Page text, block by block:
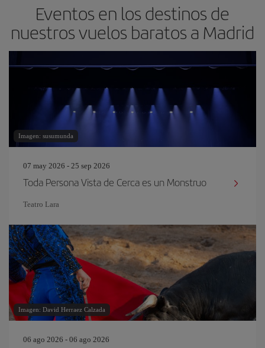
Eventos en los destinos de
nuestros vuelos baratos a Madrid
Imagen: susumunda
07 may 2026 - 25 sep 2026
Toda Persona Vista de Cerca es un Monstruo
Teatro Lara
Imagen: David Herraez Calzada
06 ago 2026 - 06 ago 2026